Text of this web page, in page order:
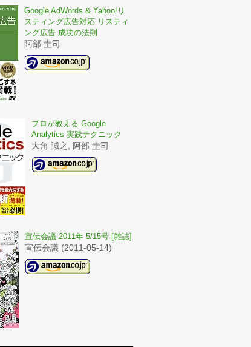
Google AdWords & Yahoo!リ
スティング広告対応 リスティ
ング広告 成功の法則
阿部 圭司
プロが教える Google
Analytics 実践テクニック
大角 誠之, 阿部 圭司
宣伝会議 2011年 5/15号 [雑誌]
宣伝会議 (2011-05-14)